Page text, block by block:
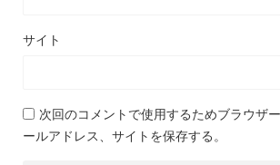
サイト
次回のコメントで使用するためブラウザ
ールアドレス、サイトを保存する。